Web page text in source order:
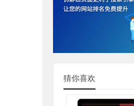
猜你喜欢